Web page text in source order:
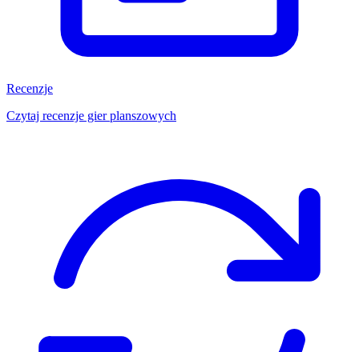
Recenzje
Czytaj recenzje gier planszowych